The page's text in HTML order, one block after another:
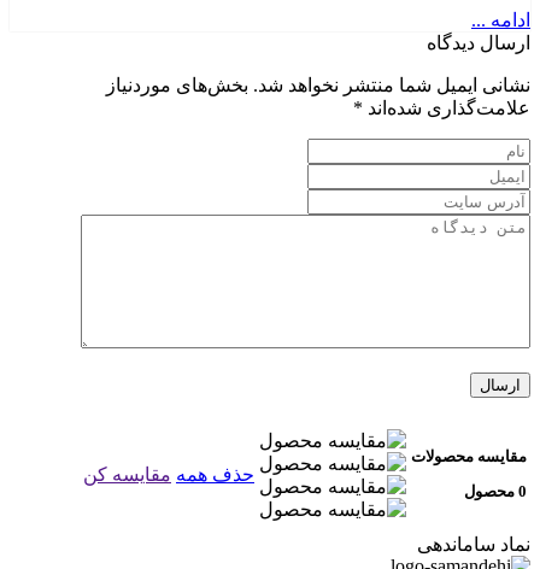
ادامه ...
ارسال دیدگاه
نشانی ایمیل شما منتشر نخواهد شد. بخش‌های موردنیاز
علامت‌گذاری شده‌اند *
مقایسه محصولات
0 محصول
حذف همه مقایسه کن
نماد ساماندهی